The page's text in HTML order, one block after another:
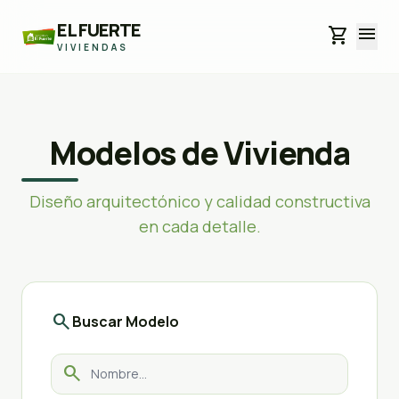
EL FUERTE
VIVIENDAS shopping_cart menu
Modelos de Vivienda
Diseño arquitectónico y calidad constructiva
en cada detalle.
searchBuscar Modelo
search